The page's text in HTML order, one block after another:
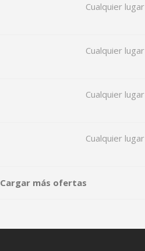
Cualquier lugar
Cualquier lugar
Cualquier lugar
Cualquier lugar
Cargar más ofertas